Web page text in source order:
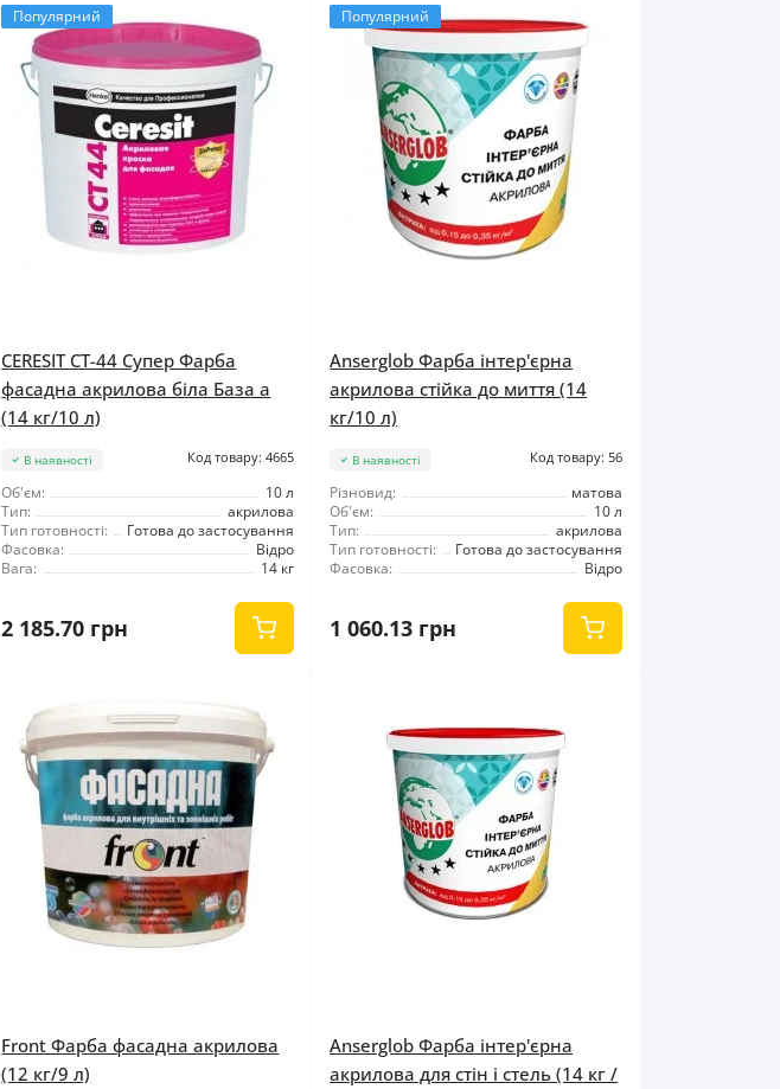
Популярний
CERESIT CT-44 Супер Фарба
фасадна акрилова біла База а
(14 кг/10 л)
В наявності Код товару: 4665
Об'єм:
10 л
Тип:
акрилова
Тип готовності:
Готова до застосування
Фасовка:
Відро
Вага:
14 кг
2 185.70 грн
Популярний
Anserglob Фарба інтер'єрна
акрилова стійка до миття (14
кг/10 л)
В наявності Код товару: 56
Різновид:
матова
Об'єм:
10 л
Тип:
акрилова
Тип готовності:
Готова до застосування
Фасовка:
Відро
1 060.13 грн
Front Фарба фасадна акрилова
(12 кг/9 л)
Anserglob Фарба інтер'єрна
акрилова для стін і стель (14 кг /